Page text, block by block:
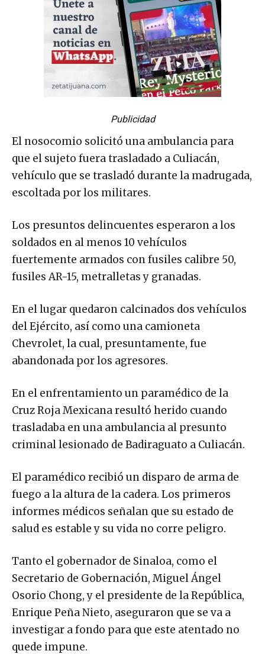
Publicidad
El nosocomio solicitó una ambulancia para
que el sujeto fuera trasladado a Culiacán,
vehículo que se trasladó durante la madrugada,
escoltada por los militares.
Los presuntos delincuentes esperaron a los
soldados en al menos 10 vehículos
fuertemente armados con fusiles calibre 50,
fusiles AR-15, metralletas y granadas.
En el lugar quedaron calcinados dos vehículos
del Ejército, así como una camioneta
Chevrolet, la cual, presuntamente, fue
abandonada por los agresores.
En el enfrentamiento un paramédico de la
Cruz Roja Mexicana resultó herido cuando
trasladaba en una ambulancia al presunto
criminal lesionado de Badiraguato a Culiacán.
El paramédico recibió un disparo de arma de
fuego a la altura de la cadera. Los primeros
informes médicos señalan que su estado de
salud es estable y su vida no corre peligro.
Tanto el gobernador de Sinaloa, como el
Secretario de Gobernación, Miguel Ángel
Osorio Chong, y el presidente de la República,
Enrique Peña Nieto, aseguraron que se va a
investigar a fondo para que este atentado no
quede impune.